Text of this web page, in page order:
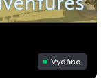
Vydáno